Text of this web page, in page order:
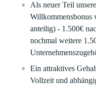
Als neuer Teil
Willkommensbonus
anteilig) - 1.500€
nochmal weitere
Ein attraktives
Vollzeit und